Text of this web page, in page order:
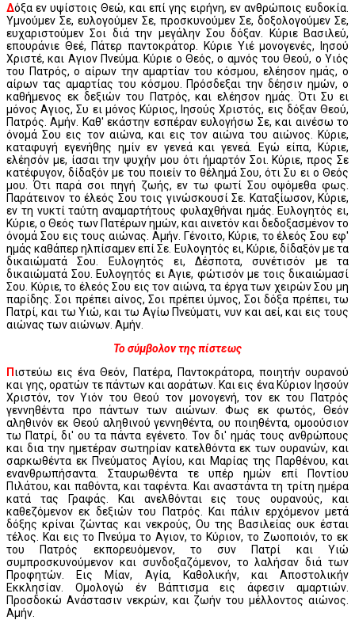
Δόξα εν υψίστοις Θεώ, και επί γης ειρήνη, εν ανθρώποις ευδοκία.
Υμνούμεν Σε, ευλογούμεν Σε, προσκυνούμεν Σε, δοξολογούμεν Σε,
ευχαριστούμεν Σοι διά την μεγάλην Σου δόξαν. Κύριε Βασιλεύ,
επουράνιε Θεέ, Πάτερ παντοκράτορ. Κύριε Υιέ μονογενές, Ιησού
Χριστέ, και Αγιον Πνεύμα. Κύριε ο Θεός, ο αμνός του Θεού, ο Υιός
του Πατρός, ο αίρων την αμαρτίαν του κόσμου, ελέησον ημάς, ο
αίρων τας αμαρτίας του κόσμου. Πρόσδεξαι την δέησιν ημών, ο
καθήμενος εκ δεξιών του Πατρός, και ελέησον ημάς. Ότι Συ ει
μόνος Αγιος, Συ ει μόνος Κύριος, Ιησούς Χριστός, εις δόξαν Θεού,
Πατρός. Αμήν. Καθ' εκάστην εσπέραν ευλογήσω Σε, και αινέσω το
όνομά Σου εις τον αιώνα, και εις τον αιώνα του αιώνος. Κύριε,
καταφυγή εγενήθης ημίν εν γενεά και γενεά. Εγώ είπα, Κύριε,
ελέησόν με, ίασαι την ψυχήν μου ότι ήμαρτόν Σοι. Κύριε, προς Σε
κατέφυγον, δίδαξόν με του ποιείν το θέλημά Σου, ότι Συ ει ο Θεός
μου. Ότι παρά σοι πηγή ζωής, εν τω φωτί Σου οψόμεθα φως.
Παράτεινον το έλεός Σου τοις γινώσκουσί Σε. Καταξίωσον, Κύριε,
εν τη νυκτί ταύτη αναμαρτήτους φυλαχθήναι ημάς. Ευλογητός ει,
Κύριε, ο Θεός των Πατέρων ημών, και αινετόν και δεδοξασμένον το
όνομά Σου εις τους αιώνας. Αμήν. Γένοιτο, Κύριε, το έλεός Σου εφ'
ημάς καθάπερ ηλπίσαμεν επί Σε. Ευλογητός ει, Κύριε, δίδαξόν με τα
δικαιώματά Σου. Ευλογητός ει, Δέσποτα, συνέτισόν με τα
δικαιώματά Σου. Ευλογητός ει Αγιε, φώτισόν με τοις δικαιώμασί
Σου. Κύριε, το έλεός Σου εις τον αιώνα, τα έργα των χειρών Σου μη
παρίδης. Σοι πρέπει αίνος, Σοι πρέπει ύμνος, Σοι δόξα πρέπει, τω
Πατρί, και τω Υιώ, και τω Αγίω Πνεύματι, νυν και αεί, και εις τους
αιώνας των αιώνων. Αμήν.
Το σύμβολον της πίστεως
Πιστεύω εις ένα Θεόν, Πατέρα, Παντοκράτορα, ποιητήν ουρανού
και γης, ορατών τε πάντων και αοράτων. Και εις ένα Κύριον Ιησούν
Χριστόν, τον Υιόν του Θεού τον μονογενή, τον εκ του Πατρός
γεννηθέντα προ πάντων των αιώνων. Φως εκ φωτός, Θεόν
αληθινόν εκ Θεού αληθινού γεννηθέντα, ου ποιηθέντα, ομοούσιον
τω Πατρί, δι' ου τα πάντα εγένετο. Τον δι' ημάς τους ανθρώπους
και δια την ημετέραν σωτηρίαν κατελθόντα εκ των ουρανών, και
σαρκωθέντα εκ Πνεύματος Αγίου, και Μαρίας της Παρθένου, και
ενανθρωπήσαντα. Σταυρωθέντα τε υπέρ ημών επί Ποντίου
Πιλάτου, και παθόντα, και ταφέντα. Και αναστάντα τη τρίτη ημέρα
κατά τας Γραφάς. Και ανελθόνται εις τους ουρανούς, και
καθεζόμενον εκ δεξιών του Πατρός. Και πάλιν ερχόμενον μετά
δόξης κρίναι ζώντας και νεκρούς, Ου της Βασιλείας ουκ έσται
τέλος. Και εις το Πνεύμα το Αγιον, το Κύριον, το Ζωοποιόν, το εκ
του Πατρός εκπορευόμενον, το συν Πατρί και Υιώ
συμπροσκυνούμενον και συνδοξαζόμενον, το λαλήσαν διά των
Προφητών. Εις Μίαν, Αγία, Καθολικήν, και Αποστολικήν
Εκκλησίαν. Ομολογώ έν Βάπτισμα εις άφεσιν αμαρτιών.
Προσδοκώ Ανάστασιν νεκρών, και ζωήν του μέλλοντος αιώνος.
Αμήν.